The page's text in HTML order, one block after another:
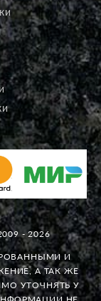
- 2026
И
А ТАК ЖЕ
УТОЧНЯТЬ У